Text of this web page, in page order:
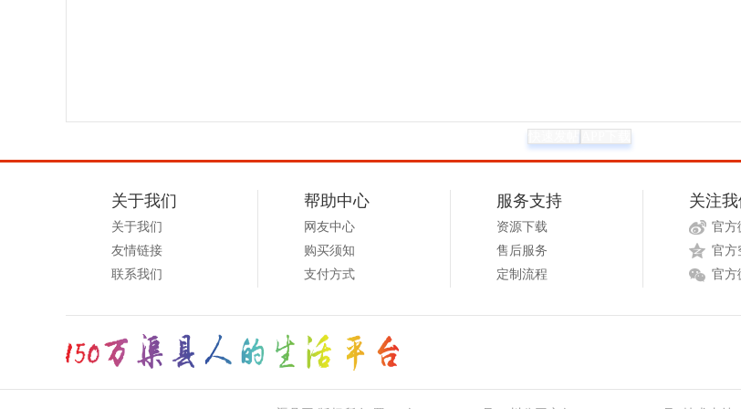
关于我们
关于我们
友情链接
联系我们
帮助中心
网友中心
购买须知
支付方式
服务支持
资源下载
售后服务
定制流程
关注我
官方
官方
官方